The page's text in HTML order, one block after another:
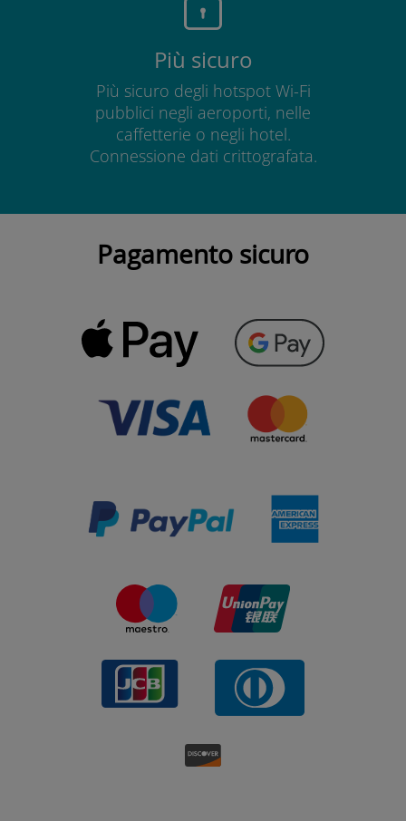
Più sicuro
Più sicuro degli hotspot Wi-Fi
pubblici negli aeroporti, nelle
caffetterie o negli hotel.
Connessione dati crittografata.
Pagamento sicuro